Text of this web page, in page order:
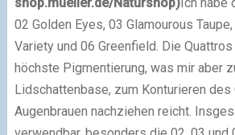
02 Golden Eyes, 03 Glamourous
Variety und 06 Greenfield. Die
höchste Pigmentierung, was mir aber
Lidschattenbase, zum Konturieren
Augenbrauen nachziehen reicht.